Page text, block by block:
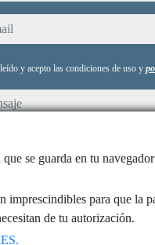
y acepto las condiciones de uso y
se guarda en tu
imprescindibles para que la
de tu autorización.